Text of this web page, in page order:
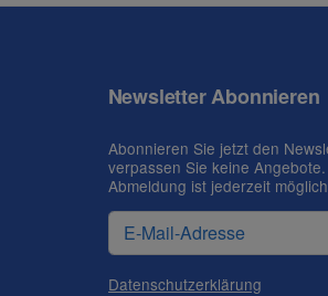
Newsletter Abonnieren
Abonnieren Sie jetzt den
verpassen Sie keine
Abmeldung ist jederzeit
Datenschutzerklärung